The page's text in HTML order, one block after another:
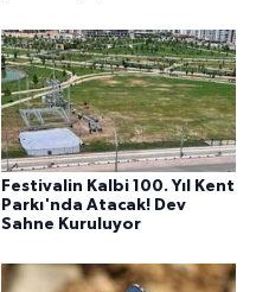
Festivalin Kalbi 100. Yıl Kent
Parkı'nda Atacak! Dev
Sahne Kuruluyor